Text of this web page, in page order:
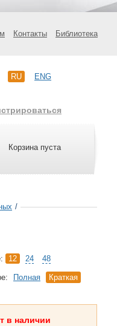
Контакты Библиотека
RU ENG
Корзина пуста
/
12 24 48
Полная Краткая
в наличии